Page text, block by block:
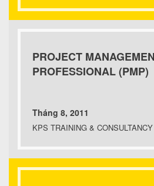
PROJECT
PROFESSIONAL (PMP)
Tháng 8, 2011
KPS TRAINING & CONSULTANCY